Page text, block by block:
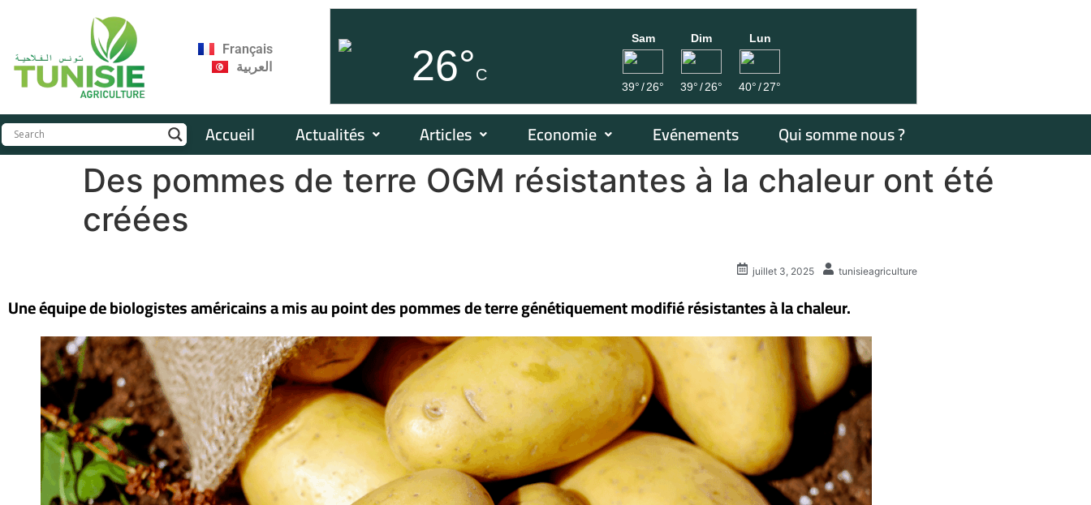
Français
العربية
26°C
Sam
39° /26°
Dim
39° /26°
Lun
40° /27°
Accueil Actualités Articles Economie Evénements Qui somme nous ?
Des pommes de terre OGM résistantes à la chaleur ont été
créées
juillet 3, 2025 tunisieagriculture
Une équipe de biologistes américains a mis au point des pommes de terre génétiquement modifié résistantes à la chaleur.